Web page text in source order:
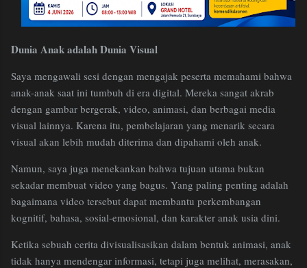
Dunia Anak adalah Dunia Visual
Saya mengawali sesi dengan mengajak peserta memahami bahwa
anak-anak saat ini tumbuh di era digital. Mereka sangat akrab
dengan gambar bergerak, video, animasi, dan berbagai media
visual lainnya. Karena itu, pembelajaran yang menarik secara
visual akan lebih mudah diterima dan dipahami oleh anak.
Namun, saya juga menekankan bahwa tujuan utama bukan
sekadar membuat video yang bagus. Yang paling penting adalah
bagaimana video tersebut dapat membantu perkembangan
kognitif, bahasa, sosial-emosional, dan karakter anak usia dini.
Ketika sebuah cerita divisualisasikan dalam bentuk animasi, anak
tidak hanya mendengar informasi, tetapi juga melihat, merasakan,